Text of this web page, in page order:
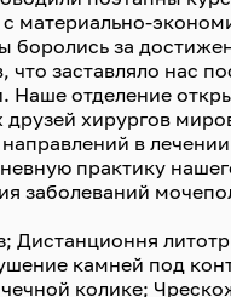
материально-
боролись за
что заставляло нас
Наше отделение
хирургов
в
практику
заболеваний
Дистанционня
камней под
колике;